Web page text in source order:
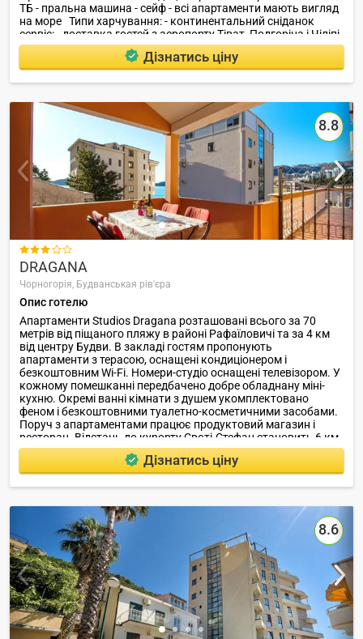
ТБ - пральна машина - сейф - всі апартаменти мають вигляд
на море Типи харчування: - континентальний сніданок
сервіс: - доставка гостей з аеропорту Тіват, Подгоріца і Чіліпі
- оренда автомобіля - парковка - сейф на рецепції Розваги і
спорт: - тренажерний зал - недалеко від готелю тенісні корти -
піші прогулянки - Пляжний відпочинок Ресторани, бари: -
ресторан - бар на пляжі пляж: - в 50 м, дрібна галька.
Дізнатись ціну
8.8

DRAGANA
Чорногорія, Будванськая рів'єра
Опис готелю
Апартаменти Studios Dragana розташовані всього за 70
метрів від піщаного пляжу в районі Рафаїловичі та за 4 км
від центру Будви. В закладі гостям пропонують
апартаменти з терасою, оснащені кондиціонером і
безкоштовним Wi-Fi. Номери-студіо оснащені телевізором. У
кожному помешканні передбачено добре обладнану міні-
кухню. Окремі ванні кімнати з душем укомплектовано
феном і безкоштовними туалетно-косметичними засобами.
Поруч з апартаментами працює продуктовий магазин і
ресторан. Відстань до курорту Свєті-Стефан становить 6 км,
а до аеропорту Тіват - 25 км.
Дізнатись ціну
8.6